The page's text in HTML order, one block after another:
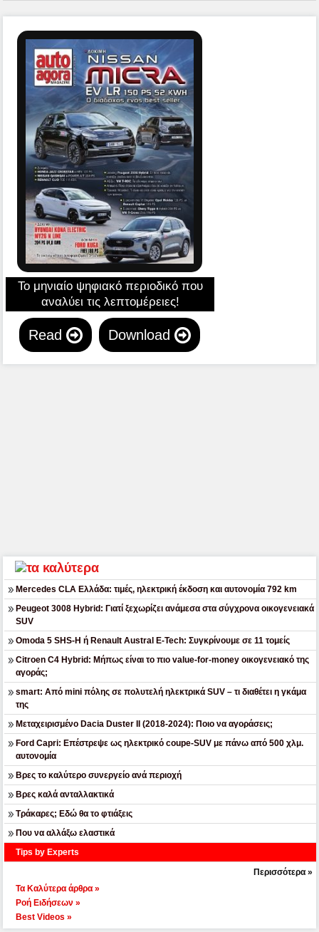
Το μηνιαίο ψηφιακό περιοδικό που
αναλύει τις λεπτομέρειες!
Read Download
Mercedes CLA Ελλάδα: τιμές, ηλεκτρική έκδοση και αυτονομία 792 km
Peugeot 3008 Hybrid: Γιατί ξεχωρίζει ανάμεσα στα σύγχρονα οικογενειακά
SUV
Omoda 5 SHS-H ή Renault Austral E-Tech: Συγκρίνουμε σε 11 τομείς
Citroen C4 Hybrid: Μήπως είναι το πιο value-for-money οικογενειακό της
αγοράς;
smart: Από mini πόλης σε πολυτελή ηλεκτρικά SUV – τι διαθέτει η γκάμα
της
Μεταχειρισμένο Dacia Duster II (2018-2024): Ποιο να αγοράσεις;
Ford Capri: Επέστρεψε ως ηλεκτρικό coupe-SUV με πάνω από 500 χλμ.
αυτονομία
Βρες το καλύτερο συνεργείο ανά περιοχή
Βρες καλά ανταλλακτικά
Τράκαρες; Εδώ θα το φτιάξεις
Που να αλλάξω ελαστικά
Tips by Experts
Περισσότερα »
Τα Καλύτερα άρθρα »
Ροή Ειδήσεων »
Best Videos »